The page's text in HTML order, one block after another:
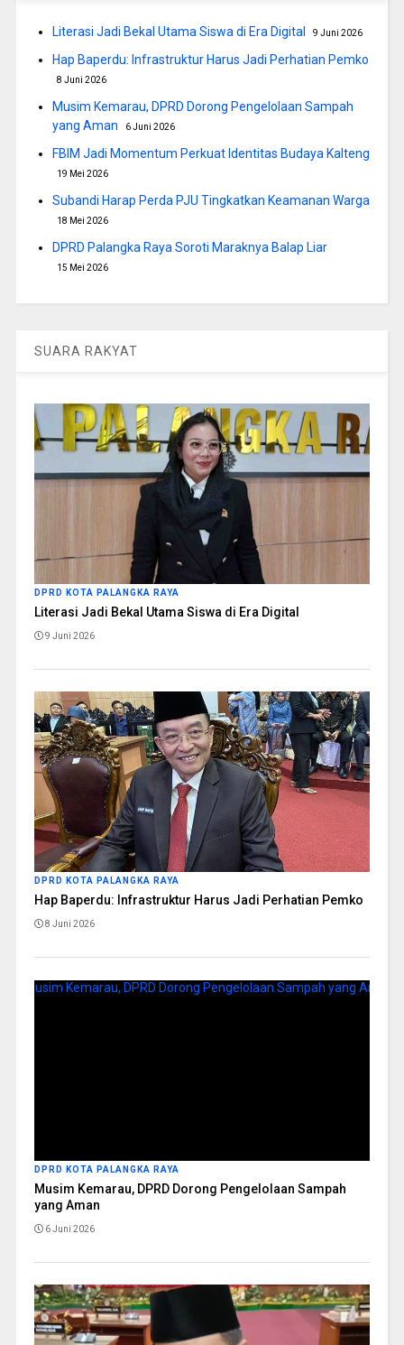
Literasi Jadi Bekal Utama Siswa di Era Digital 9 Juni 2026
Hap Baperdu: Infrastruktur Harus Jadi Perhatian Pemko
8 Juni 2026
Musim Kemarau, DPRD Dorong Pengelolaan Sampah
yang Aman
6 Juni 2026
FBIM Jadi Momentum Perkuat Identitas Budaya Kalteng
19 Mei 2026
Subandi Harap Perda PJU Tingkatkan Keamanan Warga
18 Mei 2026
DPRD Palangka Raya Soroti Maraknya Balap Liar
15 Mei 2026
SUARA RAKYAT
DPRD KOTA PALANGKA RAYA
Literasi Jadi Bekal Utama Siswa di Era Digital
9 Juni 2026
DPRD KOTA PALANGKA RAYA
Hap Baperdu: Infrastruktur Harus Jadi Perhatian Pemko
8 Juni 2026
DPRD KOTA PALANGKA RAYA
Musim Kemarau, DPRD Dorong Pengelolaan Sampah
yang Aman
6 Juni 2026